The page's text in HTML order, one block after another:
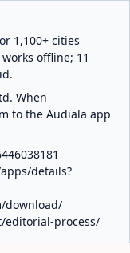
1,100+ cities
offline; 11
When
to the Audiala app
details?
download/
editorial-process/